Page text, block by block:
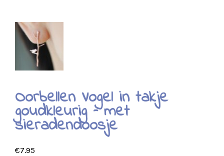
Oorbellen Vogel in takje
goudkleurig – met
sieradendoosje
€7.95